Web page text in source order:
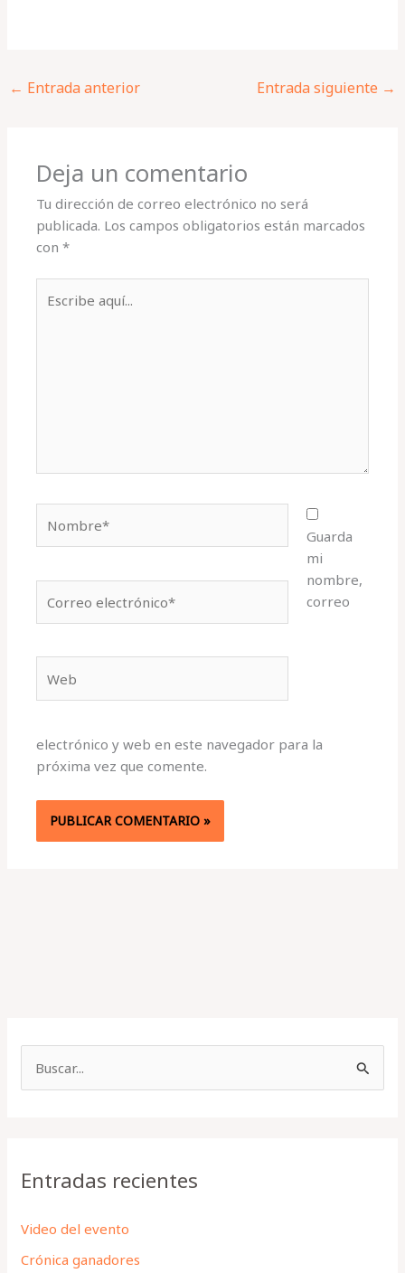
← Entrada anterior Entrada siguiente →
Deja un comentario
Tu dirección de correo electrónico no será
publicada. Los campos obligatorios están marcados
con*
aquí...
electrónico*
Guarda
mi
nombre,
correo
electrónico y web en este navegador para la
próxima vez que comente.
u
r
p
Entradas recientes
Video del evento
Crónica ganadores